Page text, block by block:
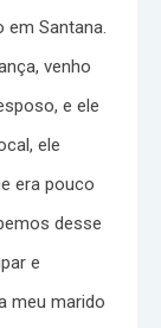
Santana.
venho
e ele
ele
era pouco
desse
e
meu marido